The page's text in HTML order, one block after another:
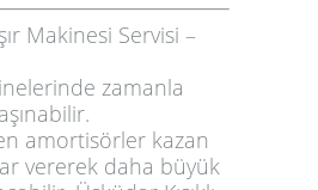
Makinesi Servisi –
zamanla
amortisörler kazan
vererek daha büyük